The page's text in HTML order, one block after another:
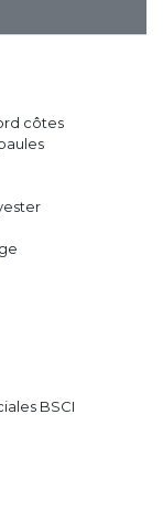
côtes
BSCI